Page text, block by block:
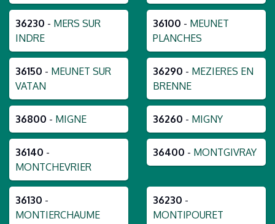
36230 - MERS SUR
INDRE
36100 - MEUNET
PLANCHES
36150 - MEUNET SUR
VATAN
36290 - MEZIERES EN
BRENNE
36800 - MIGNE 36260 - MIGNY
36140 -
MONTCHEVRIER
36400 - MONTGIVRAY
36130 -
MONTIERCHAUME
36230 -
MONTIPOURET